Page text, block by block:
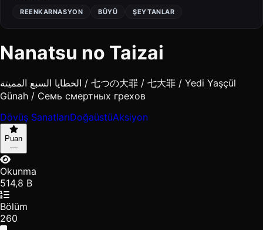
REENKARNASYON
BÜYÜ ŞEYTANLAR
Nanatsu no Taizai
الخطايا السبع المميتة / 七つの大罪 / 七大罪 / Yedi Yaşçül
Günah / Семь смертных грехов
Dövüş SanatlarıDoğaüstüAksiyon
Puan
—
Okunma
514,8 B
Bölüm
260